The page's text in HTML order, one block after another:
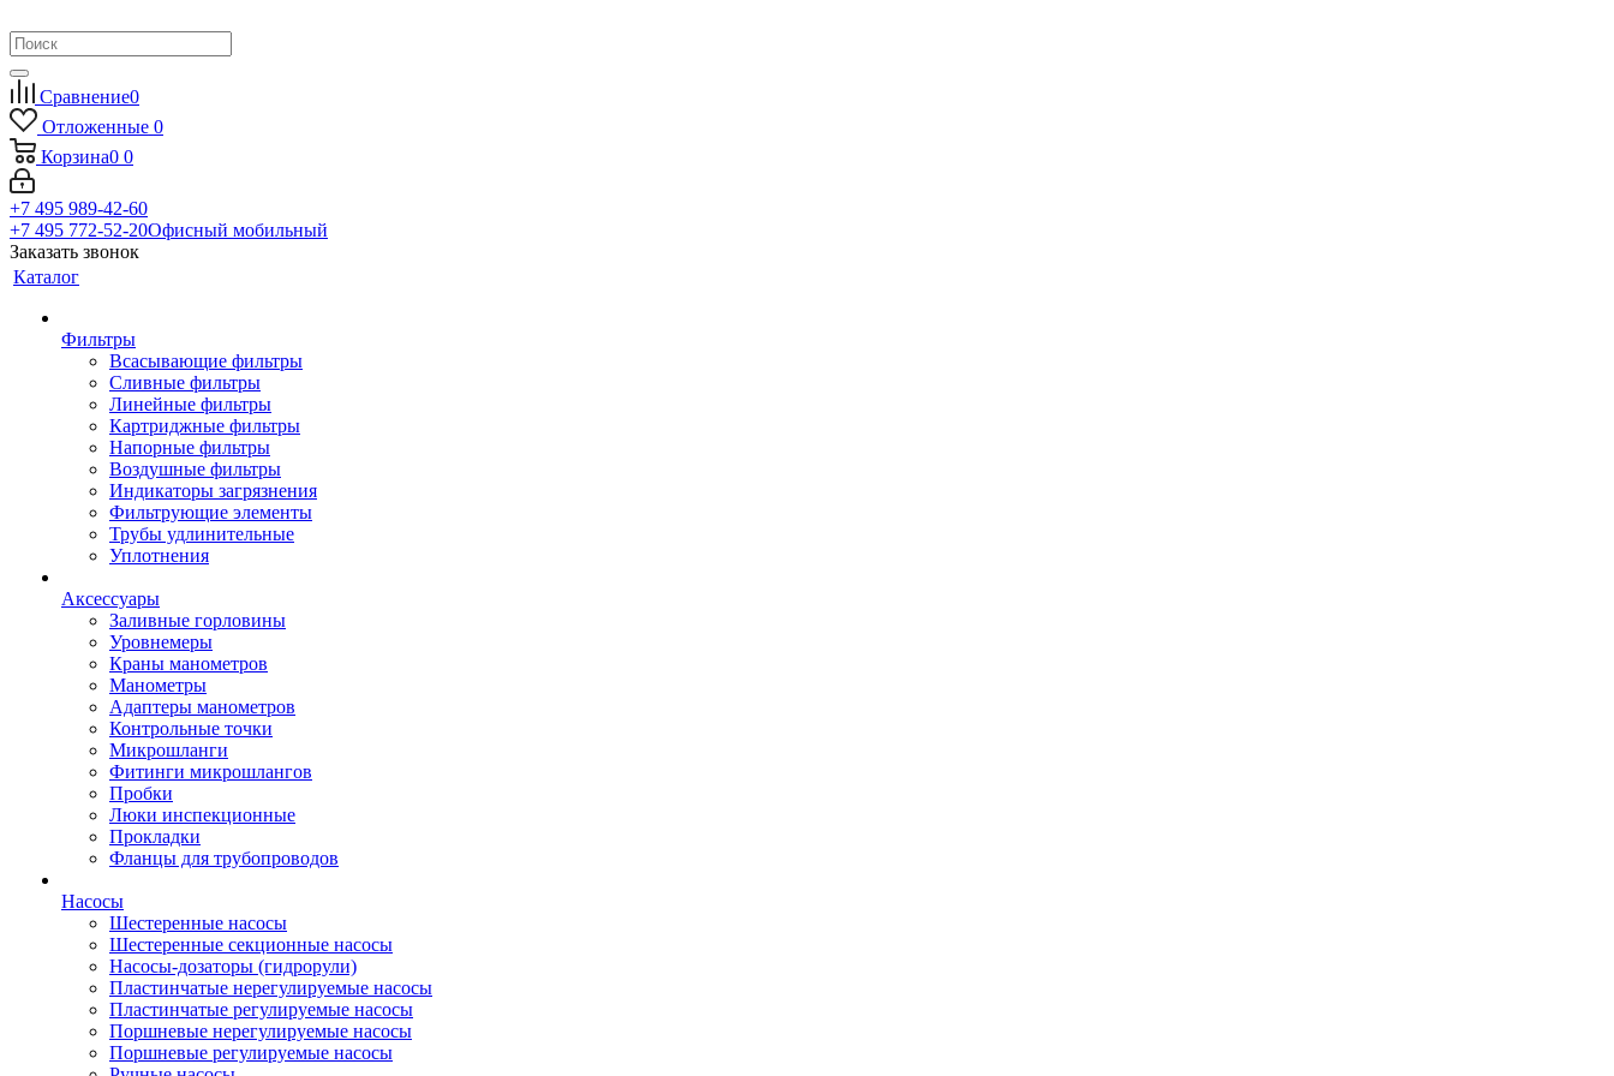
Сравнение0
Отложенные 0
Корзина0 0
+7 495 989-42-60
+7 495 772-52-20Офисный мобильный
Заказать звонок
Каталог
Фильтры
Всасывающие фильтры
Сливные фильтры
Линейные фильтры
Картриджные фильтры
Напорные фильтры
Воздушные фильтры
Индикаторы загрязнения
Фильтрующие элементы
Трубы удлинительные
Уплотнения
Аксессуары
Заливные горловины
Уровнемеры
Краны манометров
Манометры
Адаптеры манометров
Контрольные точки
Микрошланги
Фитинги микрошлангов
Пробки
Люки инспекционные
Прокладки
Фланцы для трубопроводов
Насосы
Шестеренные насосы
Шестеренные секционные насосы
Насосы-дозаторы (гидрорули)
Пластинчатые нерегулируемые насосы
Пластинчатые регулируемые насосы
Поршневые нерегулируемые насосы
Поршневые регулируемые насосы